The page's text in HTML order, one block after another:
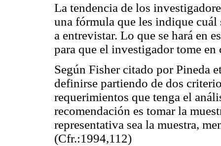
La tendencia de los
una fórmula que les indique cuál
a entrevistar. Lo que se hará en
para que el investigador tome en
Según Fisher citado por Pineda
definirse partiendo de dos
requerimientos que tenga el
recomendación es tomar la
representativa sea la muestra,
(Cfr.:1994,112)